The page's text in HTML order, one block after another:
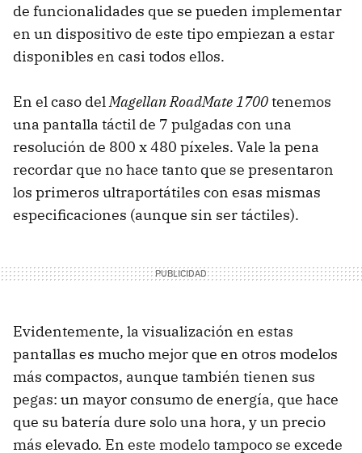
de funcionalidades que se pueden implementar
en un dispositivo de este tipo empiezan a estar
disponibles en casi todos ellos.
En el caso delMagellan RoadMate 1700tenemos
una pantalla táctil de 7 pulgadas con una
resolución de 800 x 480 píxeles. Vale la pena
recordar que no hace tanto que se presentaron
los primeros ultraportátiles con esas mismas
especificaciones (aunque sin ser táctiles).
Evidentemente, la visualización en estas
pantallas es mucho mejor que en otros modelos
más compactos, aunque también tienen sus
pegas: un mayor consumo de energía, que hace
que su batería dure solo una hora, y un precio
más elevado. En este modelo tampoco se excede